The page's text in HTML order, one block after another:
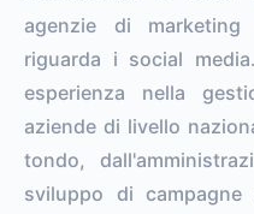
agenzie di
riguarda i social
esperienza nella
aziende di livello
tondo,
sviluppo di